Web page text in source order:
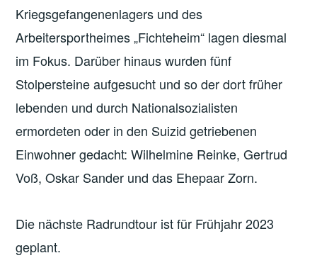
Kriegsgefangenenlagers und des
Arbeitersportheimes „Fichteheim“ lagen diesmal
im Fokus. Darüber hinaus wurden fünf
Stolpersteineaufgesucht und so der dort früher
lebenden und durch Nationalsozialisten
ermordeten oder in den Suizid getriebenen
Einwohner gedacht: Wilhelmine Reinke, Gertrud
Voß, Oskar Sander und das Ehepaar Zorn.
Die nächste Radrundtour ist für Frühjahr 2023
geplant.